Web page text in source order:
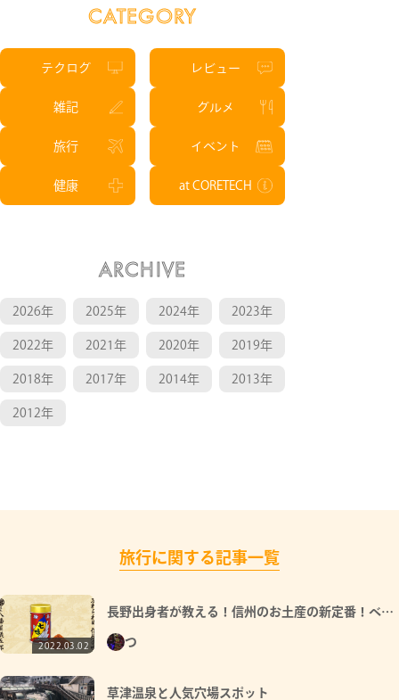
CATEGORY
テクログ レビュー
雑記 グルメ
旅行 イベント
健康 at CORETECH
ARCHIVE
2026年 2025年 2024年 2023年
2022年 2021年 2020年 2019年
2018年 2017年 2014年 2013年
2012年
旅行に関する記事一覧
2022.03.02
長野出身者が教える！信州のお土産の新定番！ベス
ト5！
つ
草津温泉と人気穴場スポット